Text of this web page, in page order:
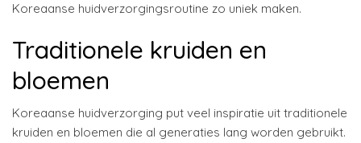
Koreaanse huidverzorgingsroutine zo uniek maken.
Traditionele kruiden en
bloemen
Koreaanse huidverzorging put veel inspiratie uit traditionele
kruiden en bloemen die al generaties lang worden gebruikt.